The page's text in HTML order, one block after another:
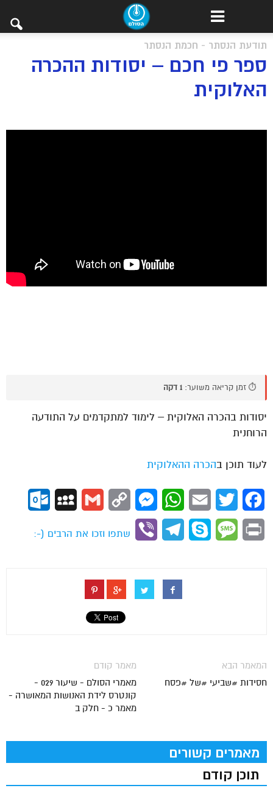
תודעת הנסתר - חכמת הנסתר
ספר פי חכם – יסודות ההכרה
האלוקית
⏱️ זמן קריאה משוער: 1 דקה
יסודות בהכרה האלוקית – לימוד למתקדמים על התודעה
הרוחנית
לעוד תוכן בהכרה ההאלוקית
Facebook
Twitter
Email
WhatsApp
Messenger
Copy
Gmail
MySpace
Print
Message
Skype
Telegram
Viber
שתפו וזכו את הרבים (-:
מאמר קודם
מאמרי הסולם - שיעור 029 -
קונטרס לידת האנושות המאושרה -
מאמר כ - חלק ב
המאמר הבא
חסידות #שביעי #של #פסח
מאמרים קשורים
תוכן קודם